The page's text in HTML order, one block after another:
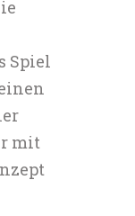
Spiel
mit